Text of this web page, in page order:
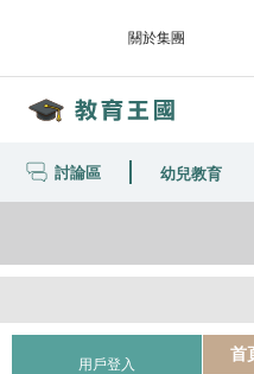
關於集團
討論區 幼兒教育
用戶登入
首